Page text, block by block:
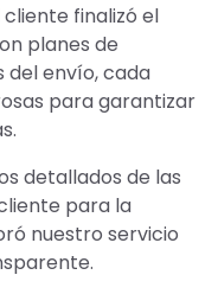
cliente finalizó el
planes de
del envío, cada
para garantizar
detallados de las
para la
nuestro servicio